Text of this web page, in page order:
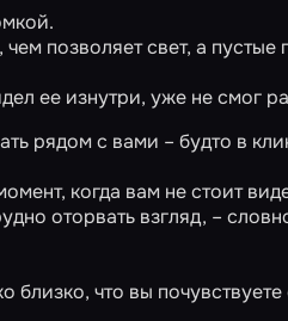
позволяет свет, а пустые
ее изнутри, уже не смог
рядом с вами – будто в
когда вам не стоит
оторвать взгляд, –
близко, что вы